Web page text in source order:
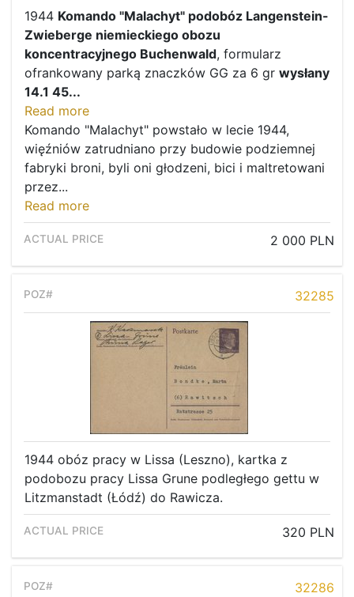
1944 Komando "Malachyt" podobóz Langenstein-
Zwieberge niemieckiego obozu
koncentracyjnego Buchenwald, formularz
ofrankowany parką znaczków GG za 6 gr wysłany
14.1 45...
Read more
Komando "Malachyt" powstało w lecie 1944,
więźniów zatrudniano przy budowie podziemnej
fabryki broni, byli oni głodzeni, bici i maltretowani
przez...
Read more
2 000 PLN
32285
1944 obóz pracy w Lissa (Leszno), kartka z
podobozu pracy Lissa Grune podległego gettu w
Litzmanstadt (Łódź) do Rawicza.
320 PLN
32286